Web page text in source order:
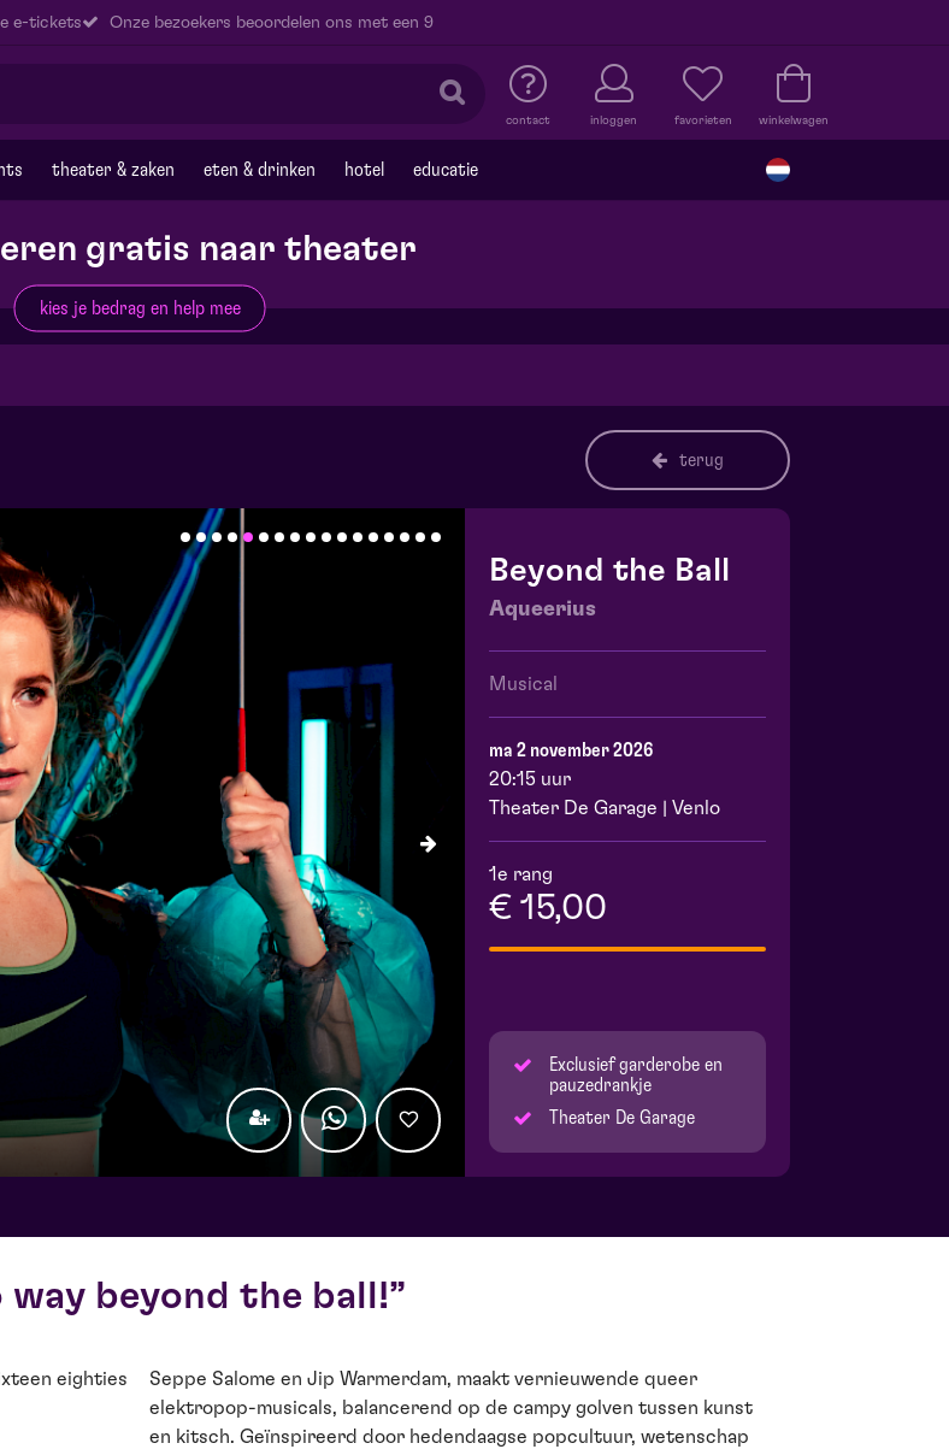
e-tickets Onze bezoekers beoordelen ons met een 9
contact inloggen favorieten winkelwagen
theater & zaken eten & drinken hotel educatie
gratis naar theater
kies je bedrag en help mee
terug
Beyond the Ball
Aqueerius
Musical
ma 2 november 2026
20:15 uur
Theater De Garage | Venlo
1e rang
€ 15,00
Exclusief garderobe en
pauzedrankje
Theater De Garage
way beyond the ball!
eighties
Seppe Salome en Jip Warmerdam, maakt vernieuwende queer
elektropop-musicals, balancerend op de campy golven tussen kunst
en kitsch. Geïnspireerd door hedendaagse popcultuur, wetenschap